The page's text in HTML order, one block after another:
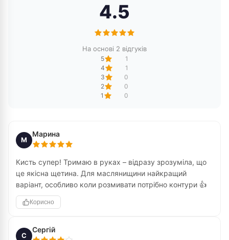
4.5
На основі 2 відгуків
5
1
4
1
3
0
2
0
1
0
М
Марина
Кисть супер! Тримаю в руках – відразу зрозуміла, що
це якісна щетина. Для маслянищини найкращий
варіант, особливо коли розмивати потрібно контури 👍
Корисно
С
Сергій